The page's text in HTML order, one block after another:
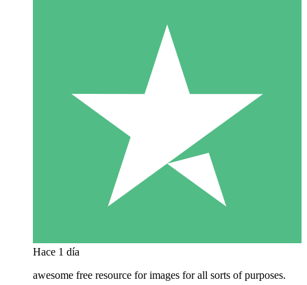
Hace 1 día
awesome free resource for images for all sorts of purposes.